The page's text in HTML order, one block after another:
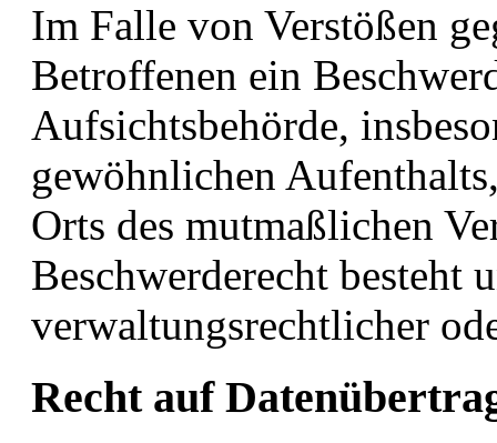
Im Falle von Verstößen
Betroffenen ein
Aufsichtsbehörde,
gewöhnlichen
Orts des mutmaßlichen
Beschwerderecht besteht
verwaltungsrechtlicher
Recht auf